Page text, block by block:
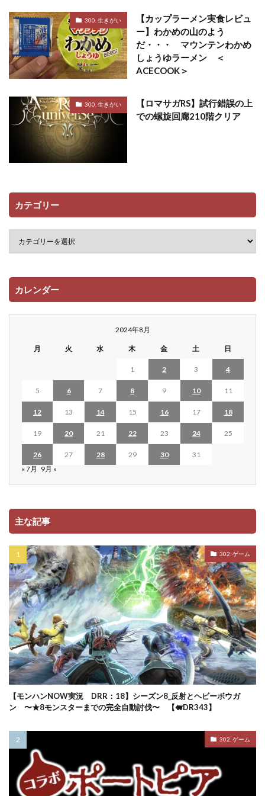
300. 生きがい
【カップラーメン実食レビュ
ー】わかめの山のよう
だ・・・ マウンテンわかめ
しょうゆラーメン ＜
ACECOOK＞
300. 生きがい
【ロマサガRS】試行錯誤の上
での螺旋回廊210階クリア
カテゴリー
カレンダー
2024年8月
月 火 水 木 金 土 日
1 2 3 4
5 6 7 8 9 10 11
12 13 14 15 16 17 18
19 20 21 22 23 24 25
26 27 28 29 30
31
« 7月 9月 »
主な記事
302. ゲーム
【モンハンNOW実況 DRR：18】シーズン8_反射とヘビーボウガ
ン 〜★8モンスターまでの完全自動討伐〜 【🐖DR343】
302. ゲーム